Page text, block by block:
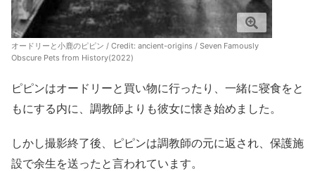
オードリーと小鹿のピピン / Credit: ancient-origins / Seven Famously
Obscure Pets from History(2022)
ピピンはオードリーと買い物に行ったり、一緒に寝食をと
もにする内に、調教師よりも彼女に懐き始めました。
しかし撮影終了後、ピピンは調教師の元に返され、保護施
設で余生を送ったと言われています。